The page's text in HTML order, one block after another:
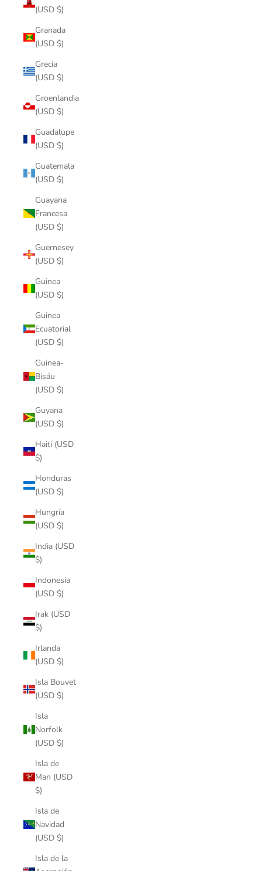
(USD $)
Granada
(USD $)
Grecia
(USD $)
Groenlandia
(USD $)
Guadalupe
(USD $)
Guatemala
(USD $)
Guayana
Francesa
(USD $)
Guernesey
(USD $)
Guinea
(USD $)
Guinea
Ecuatorial
(USD $)
Guinea-
Bisáu
(USD $)
Guyana
(USD $)
Haití (USD
$)
Honduras
(USD $)
Hungría
(USD $)
India (USD
$)
Indonesia
(USD $)
Irak (USD
$)
Irlanda
(USD $)
Isla Bouvet
(USD $)
Isla
Norfolk
(USD $)
Isla de
Man (USD
$)
Isla de
Navidad
(USD $)
Isla de la